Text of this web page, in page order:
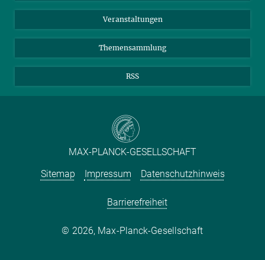
Veranstaltungen
Themensammlung
RSS
MAX-PLANCK-GESELLSCHAFT
Sitemap
Impressum Datenschutzhinweis
Barrierefreiheit
2026, Max-Planck-Gesellschaft